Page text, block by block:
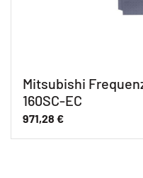
Mitsubishi
160SC-EC
971,28 €